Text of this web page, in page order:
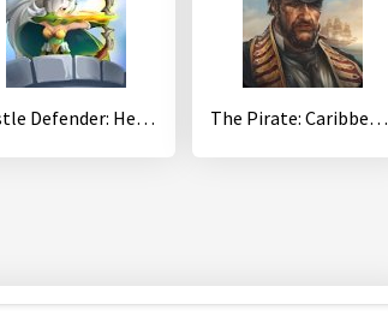
Castle Defender: Hero Shooter - Idle Offline TD The Pirate: Caribbean Hunt